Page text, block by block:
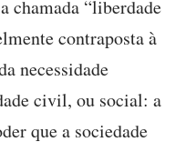
chamada “liberdade
contraposta à
necessidade
civil, ou social: a
que a sociedade